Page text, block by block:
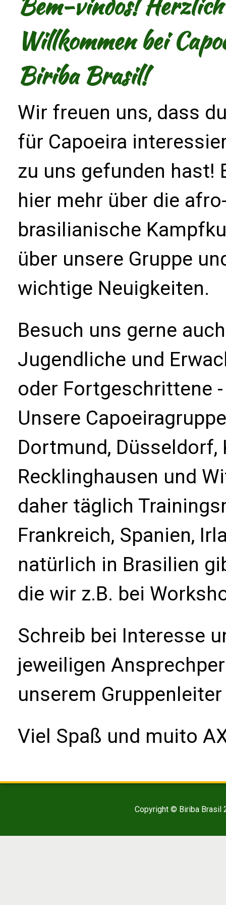
Willkommen bei
Biriba Brasil!
Wir freuen uns, dass
für Capoeira
zu uns gefunden hast!
hier mehr über die
brasilianische
über unsere Gruppe
wichtige Neuigkeiten.
Besuch uns gerne
Jugendliche und
oder Fortgeschrittene
Unsere
Dortmund, Düsseldorf,
Recklinghausen und
daher täglich
Frankreich, Spanien,
natürlich in Brasilien
die wir z.B. bei
Schreib bei Interesse
jeweiligen
unserem
Viel Spaß und muito
Copyright © Biriba Brasil